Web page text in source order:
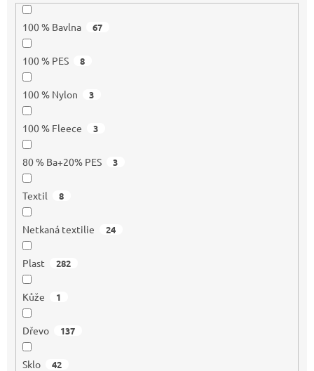
100 % Bavlna 67
100 % PES 8
100 % Nylon 3
100 % Fleece 3
80 % Ba+20% PES 3
Textil 8
Netkaná textilie 24
Plast 282
Kůže 1
Dřevo 137
Sklo 42